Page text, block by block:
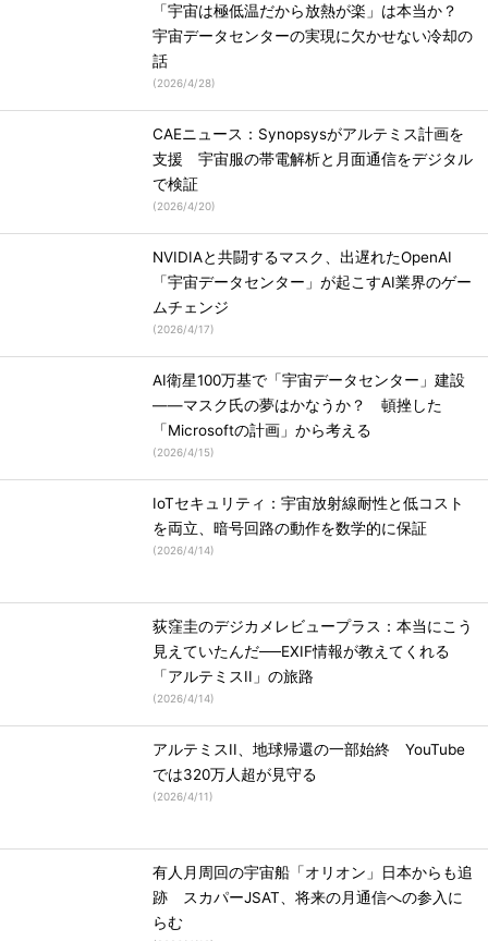
「宇宙は極低温だから放熱が楽」は本当か？
宇宙データセンターの実現に欠かせない冷却の
話
(2026/4/28)
CAEニュース：Synopsysがアルテミス計画を
支援 宇宙服の帯電解析と月面通信をデジタル
で検証
(2026/4/20)
NVIDIAと共闘するマスク、出遅れたOpenAI
「宇宙データセンター」が起こすAI業界のゲー
ムチェンジ
(2026/4/17)
AI衛星100万基で「宇宙データセンター」建設
――マスク氏の夢はかなうか？ 頓挫した
「Microsoftの計画」から考える
(2026/4/15)
IoTセキュリティ：宇宙放射線耐性と低コスト
を両立、暗号回路の動作を数学的に保証
(2026/4/14)
荻窪圭のデジカメレビュープラス：本当にこう
見えていたんだ──EXIF情報が教えてくれる
「アルテミスII」の旅路
(2026/4/14)
アルテミスII、地球帰還の一部始終 YouTube
では320万人超が見守る
(2026/4/11)
有人月周回の宇宙船「オリオン」日本からも追
跡 スカパーJSAT、将来の月通信への参入に
らむ